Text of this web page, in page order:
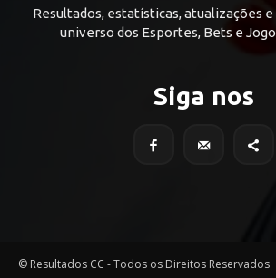
Resultados, estatísticas, atualizações
universo dos Esportes, Bets e
Siga nos
© Resultados CC - Todos os Direitos Reservados